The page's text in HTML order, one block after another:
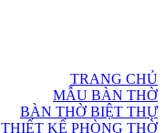
TRANG CHỦ
MẪU BÀN THỜ
BÀN THỜ BIỆT THỰ
THIẾT KẾ PHÒNG THỜ